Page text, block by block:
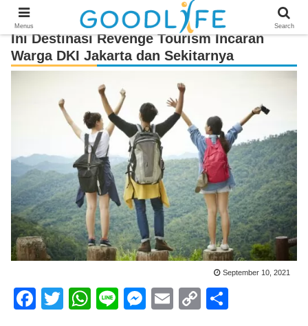
Ini Destinasi Revenge Tourism Incaran
Warga DKI Jakarta dan Sekitarnya
September 10, 2021
F
T
W
Li
M
E
C
Menus Search